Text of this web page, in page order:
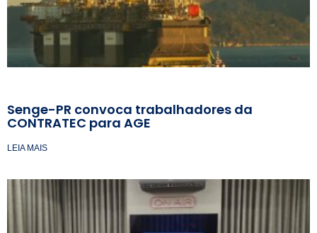
Senge-PR convoca trabalhadores da
CONTRATEC para AGE
LEIA MAIS